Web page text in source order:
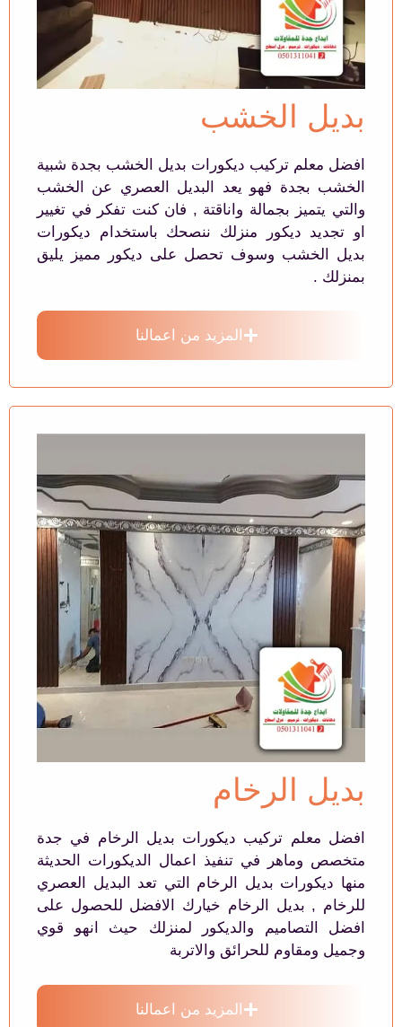
بديل الخشب
افضل معلم تركيب ديكورات بديل الخشب بجدة شبية
الخشب بجدة فهو يعد البديل العصري عن الخشب
والتي يتميز بجمالة واناقتة , فان كنت تفكر في تغيير
او تجديد ديكور منزلك ننصحك باستخدام ديكورات
بديل الخشب وسوف تحصل على ديكور مميز يليق
بمنزلك .
المزيد من اعمالنا
بديل الرخام
افضل معلم تركيب ديكورات بديل الرخام في جدة
متخصص وماهر في تنفيذ اعمال الديكورات الحديثة
منها ديكورات بديل الرخام التي تعد البديل العصري
للرخام , بديل الرخام خيارك الافضل للحصول على
افضل التصاميم والديكور لمنزلك حيث انهو قوي
وجميل ومقاوم للحرائق والاتربة
المزيد من اعمالنا